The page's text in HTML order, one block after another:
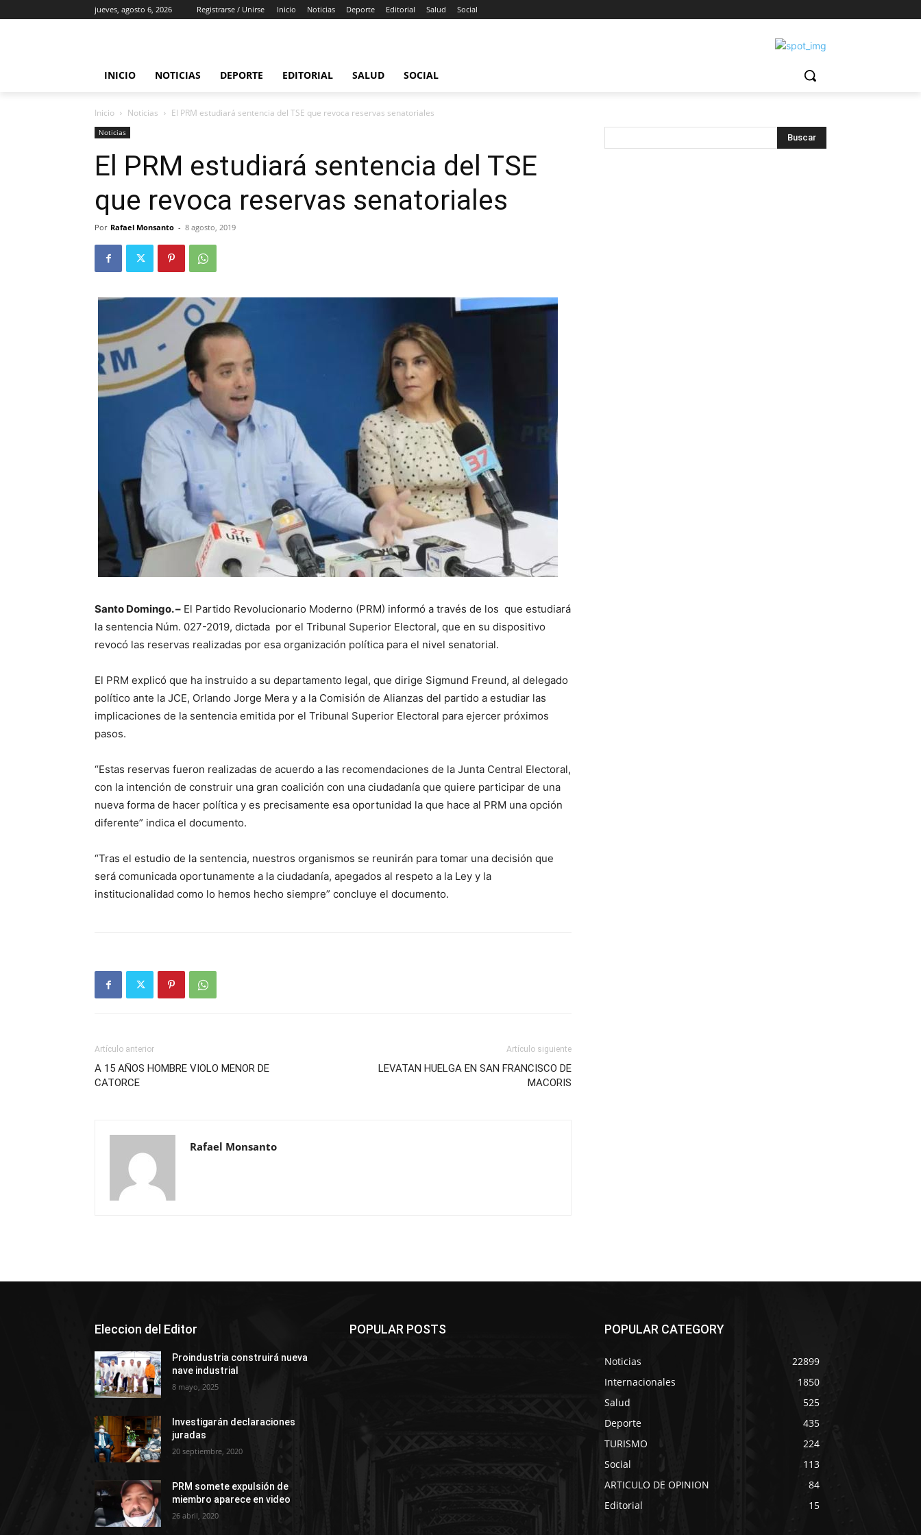
jueves, agosto 6, 2026 Registrarse / Unirse Inicio Noticias Deporte Editorial Salud Social
INICIO NOTICIAS DEPORTE EDITORIAL SALUD SOCIAL
Inicio Noticias El PRM estudiará sentencia del TSE que revoca reservas senatoriales
Noticias
El PRM estudiará sentencia del TSE
que revoca reservas senatoriales
Por Rafael Monsanto - 8 agosto, 2019
Santo Domingo. – El Partido Revolucionario Moderno (PRM) informó a través de los que estudiará
la sentencia Núm. 027-2019, dictada por el Tribunal Superior Electoral, que en su dispositivo
revocó las reservas realizadas por esa organización política para el nivel senatorial.
El PRM explicó que ha instruido a su departamento legal, que dirige Sigmund Freund, al delegado
político ante la JCE, Orlando Jorge Mera y a la Comisión de Alianzas del partido a estudiar las
implicaciones de la sentencia emitida por el Tribunal Superior Electoral para ejercer próximos
pasos.
“Estas reservas fueron realizadas de acuerdo a las recomendaciones de la Junta Central Electoral,
con la intención de construir una gran coalición con una ciudadanía que quiere participar de una
nueva forma de hacer política y es precisamente esa oportunidad la que hace al PRM una opción
diferente” indica el documento.
“Tras el estudio de la sentencia, nuestros organismos se reunirán para tomar una decisión que
será comunicada oportunamente a la ciudadanía, apegados al respeto a la Ley y la
institucionalidad como lo hemos hecho siempre” concluye el documento.
Artículo anterior
A 15 AÑOS HOMBRE VIOLO MENOR DE
CATORCE
Artículo siguiente
LEVATAN HUELGA EN SAN FRANCISCO DE
MACORIS
Rafael Monsanto
Eleccion del Editor
Proindustria construirá nueva
nave industrial
8 mayo, 2025
Investigarán declaraciones
juradas
20 septiembre, 2020
PRM somete expulsión de
miembro aparece en video
26 abril, 2020
POPULAR POSTS POPULAR CATEGORY
Noticias
22899
Internacionales
1850
Salud
525
Deporte
435
TURISMO
224
Social
113
ARTICULO DE OPINION
84
Editorial
15